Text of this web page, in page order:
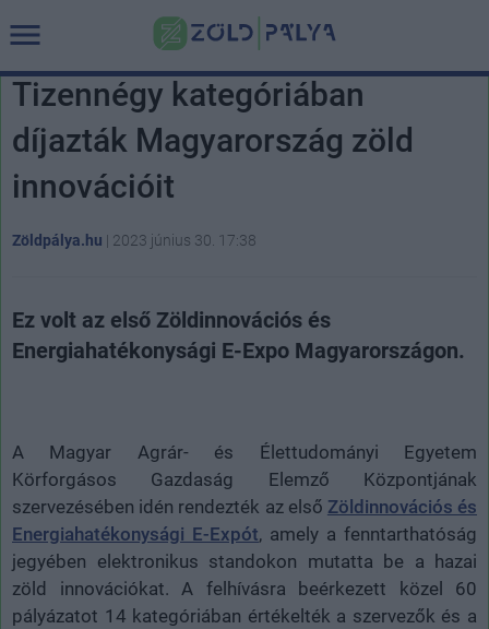
Tizennégy kategóriában
díjazták Magyarország zöld
innovációit
Zöldpálya.hu | 2023 június 30. 17:38
Ez volt az első Zöldinnovációs és
Energiahatékonysági E-Expo Magyarországon.
A Magyar Agrár- és Élettudományi Egyetem
Körforgásos Gazdaság Elemző Központjának
szervezésében idén rendezték az első Zöldinnovációs és
Energiahatékonysági E-Expót, amely a fenntarthatóság
jegyében elektronikus standokon mutatta be a hazai
zöld innovációkat. A felhívásra beérkezett közel 60
pályázatot 14 kategóriában értékelték a szervezők és a